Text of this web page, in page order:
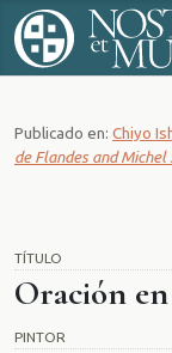
TÍTULO
Oración
PINTOR
Publicado en: Chiyo
de Flandes and